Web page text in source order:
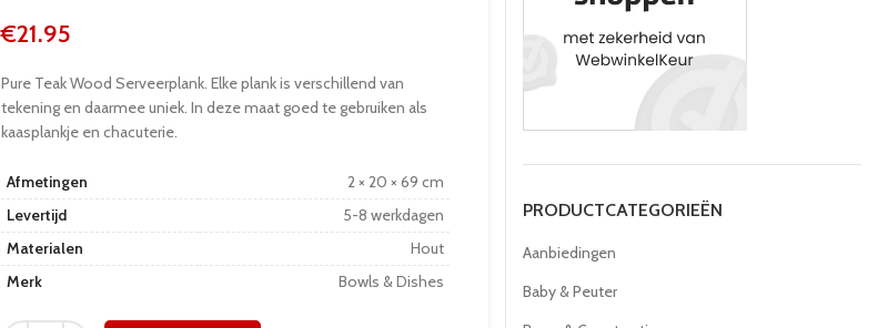
€21.95
Pure Teak Wood Serveerplank. Elke plank is verschillend van
tekening en daarmee uniek. In deze maat goed te gebruiken als
kaasplankje en chacuterie.
Afmetingen
2 × 20 × 69 cm
Levertijd
5-8 werkdagen
Materialen
Hout
Merk
Bowls & Dishes
PRODUCTCATEGORIEËN
Aanbiedingen
Baby & Peuter